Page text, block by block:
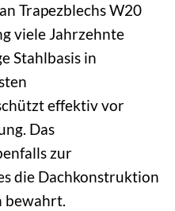
Trapezblechs W20
viele Jahrzehnte
Stahlbasis in
effektiv vor
Das
zur
die Dachkonstruktion
bewahrt.